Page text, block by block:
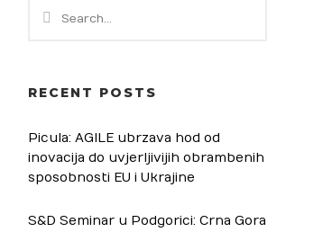
RECENT POSTS
Picula: AGILE ubrzava hod od
inovacija do uvjerljivijih obrambenih
sposobnosti EU i Ukrajine
S&D Seminar u Podgorici: Crna Gora